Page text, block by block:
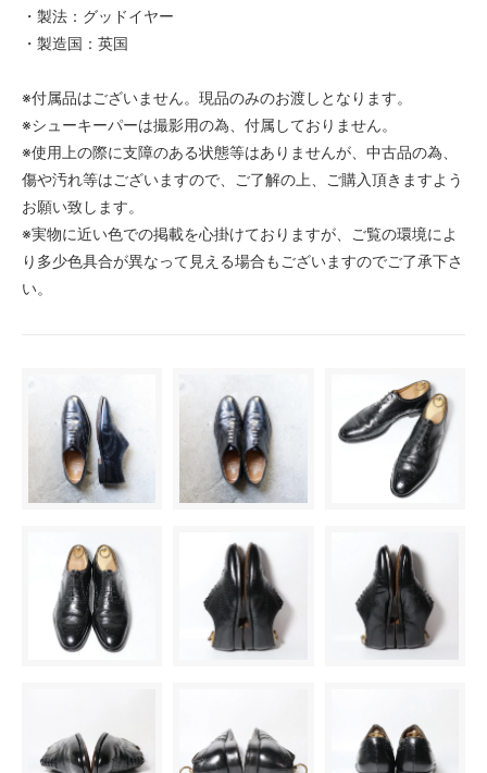
・製法：グッドイヤー
・製造国：英国
※付属品はございません。現品のみのお渡しとなります。
※シューキーパーは撮影用の為、付属しておりません。
※使用上の際に支障のある状態等はありませんが、中古品の為、
傷や汚れ等はございますので、ご了解の上、ご購入頂きますよう
お願い致します。
※実物に近い色での掲載を心掛けておりますが、ご覧の環境によ
り多少色具合が異なって見える場合もございますのでご了承下さ
い。